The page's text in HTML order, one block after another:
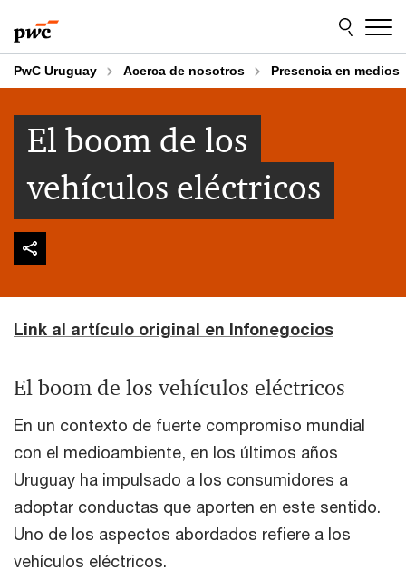
to
content
to
footer
PwC Uruguay Acerca de nosotros Presencia en medios
El boom de los
vehículos eléctricos
Link al artículo original en Infonegocios
El boom de los vehículos eléctricos
En un contexto de fuerte compromiso mundial
con el medioambiente, en los últimos años
Uruguay ha impulsado a los consumidores a
adoptar conductas que aporten en este sentido.
Uno de los aspectos abordados refiere a los
vehículos eléctricos.